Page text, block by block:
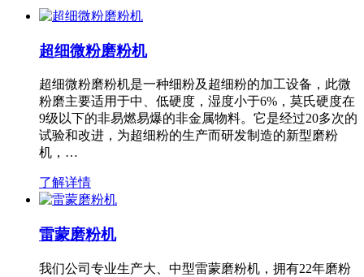
超细微粉磨粉机
超细微粉磨粉机是一种细粉及超细粉的加工设备，此微
粉磨主要适用于中、低硬度，湿度小于6%，莫氏硬度在
9级以下的非易燃易爆的非金属物料。它是经过20多次的
试验和改进，为超细粉的生产而研发制造的新型磨粉
机，…
了解详情
雷蒙磨粉机
我们公司专业生产大、中型雷蒙磨粉机，拥有22年磨粉